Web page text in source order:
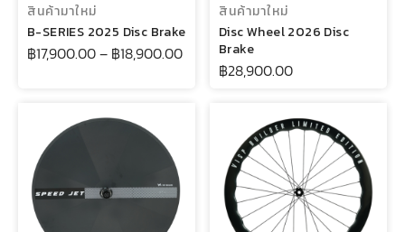
สินค้ามาใหม่
B-SERIES 2025 Disc Brake
฿17,900.00– ฿18,900.00
สินค้ามาใหม่
Disc Wheel 2026 Disc
Brake
฿28,900.00